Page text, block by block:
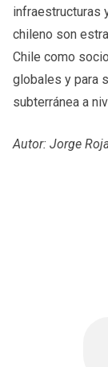
infraestructuras
chileno son
Chile como
globales y para
subterránea a
Autor: Jorge